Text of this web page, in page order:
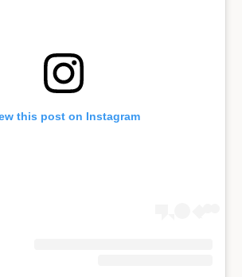
this post on Instagram